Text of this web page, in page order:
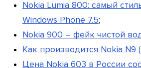
Nokia Lumia 800: самый
Windows Phone 7.5;
Nokia 900 – фейк чистой
Как производится Nokia N9
Цена Nokia 603 в России